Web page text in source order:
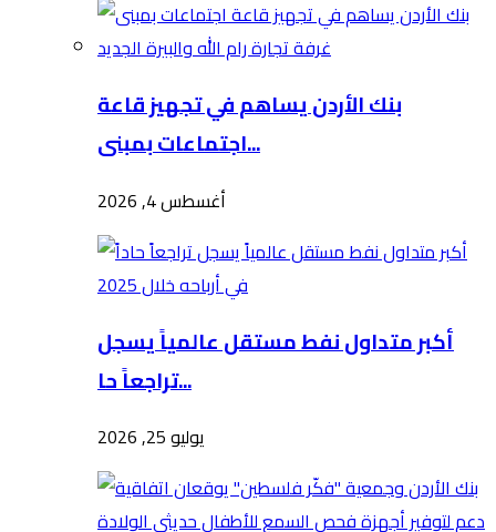
بنك الأردن يساهم في تجهيز قاعة
اجتماعات بمبنى...
أغسطس 4, 2026
أكبر متداول نفط مستقل عالمياً يسجل
تراجعاً حا...
يوليو 25, 2026